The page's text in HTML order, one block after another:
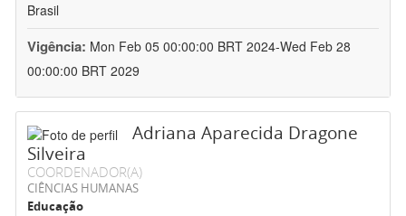
Brasil
Vigência: Mon Feb 05 00:00:00 BRT 2024-Wed Feb 28
00:00:00 BRT 2029
Adriana Aparecida Dragone
Silveira
COORDENADOR(A)
CIÊNCIAS HUMANAS
Educação